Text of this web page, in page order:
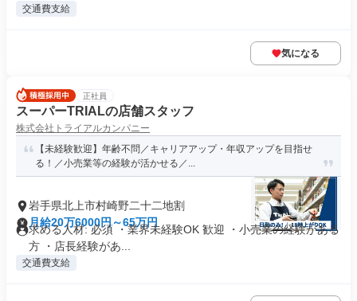
交通費支給
気になる
正社員
スーパーTRIALの店舗スタッフ
株式会社トライアルカンパニー
【未経験歓迎】年齢不問／キャリアアップ・年収アップを目指せ
る！／小売業等の経験が活かせる／...
岩手県北上市村崎野二十二地割
月給20万6000円～65万円
求める人材: 必須 ・業界未経験OK 歓迎 ・小売業の経験がある
方 ・店長経験があ...
交通費支給